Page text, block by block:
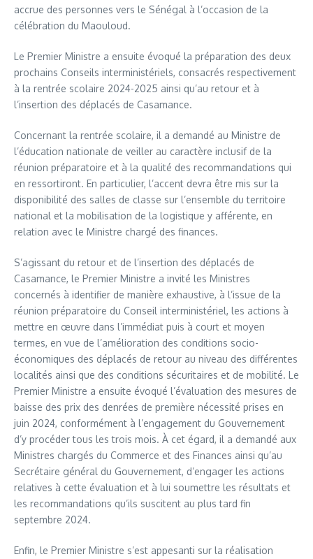
accrue des personnes vers le Sénégal à l’occasion de la
célébration du Maouloud.
Le Premier Ministre a ensuite évoqué la préparation des deux
prochains Conseils interministériels, consacrés respectivement
à la rentrée scolaire 2024-2025 ainsi qu’au retour et à
l’insertion des déplacés de Casamance.
Concernant la rentrée scolaire, il a demandé au Ministre de
l’éducation nationale de veiller au caractère inclusif de la
réunion préparatoire et à la qualité des recommandations qui
en ressortiront. En particulier, l’accent devra être mis sur la
disponibilité des salles de classe sur l’ensemble du territoire
national et la mobilisation de la logistique y afférente, en
relation avec le Ministre chargé des finances.
S’agissant du retour et de l’insertion des déplacés de
Casamance, le Premier Ministre a invité les Ministres
concernés à identifier de manière exhaustive, à l’issue de la
réunion préparatoire du Conseil interministériel, les actions à
mettre en œuvre dans l’immédiat puis à court et moyen
termes, en vue de l’amélioration des conditions socio-
économiques des déplacés de retour au niveau des différentes
localités ainsi que des conditions sécuritaires et de mobilité. Le
Premier Ministre a ensuite évoqué l’évaluation des mesures de
baisse des prix des denrées de première nécessité prises en
juin 2024, conformément à l’engagement du Gouvernement
d’y procéder tous les trois mois. À cet égard, il a demandé aux
Ministres chargés du Commerce et des Finances ainsi qu’au
Secrétaire général du Gouvernement, d’engager les actions
relatives à cette évaluation et à lui soumettre les résultats et
les recommandations qu’ils suscitent au plus tard fin
septembre 2024.
Enfin, le Premier Ministre s’est appesanti sur la réalisation